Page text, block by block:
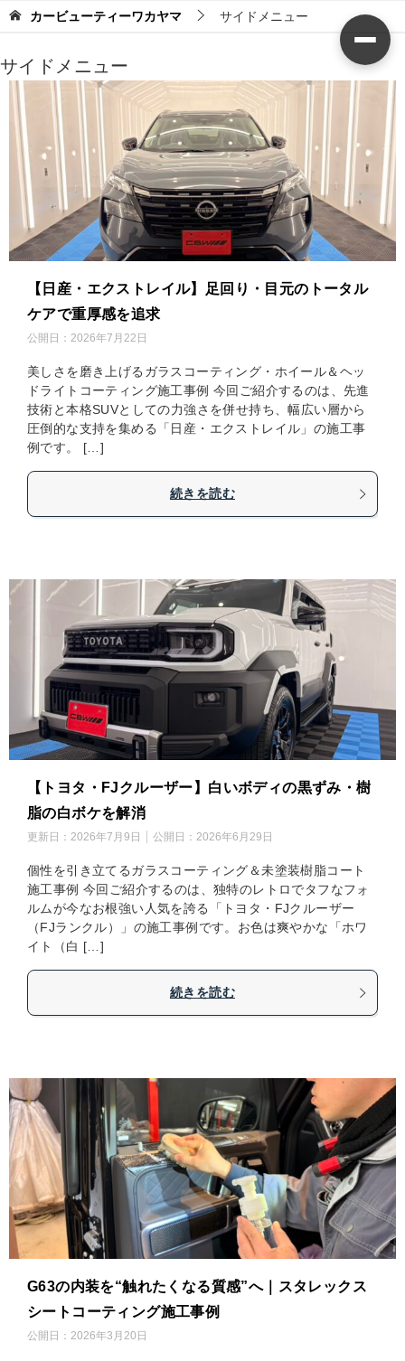
カービューティーワカヤマ サイドメニュー
サイドメニュー
【日産・エクストレイル】足回り・目元のトータル
ケアで重厚感を追求
公開日： 2026年7月22日
美しさを磨き上げるガラスコーティング・ホイール＆ヘッ
ドライトコーティング施工事例 今回ご紹介するのは、先進
技術と本格SUVとしての力強さを併せ持ち、幅広い層から
圧倒的な支持を集める「日産・エクストレイル」の施工事
例です。 […]
続きを読む
【トヨタ・FJクルーザー】白いボディの黒ずみ・樹
脂の白ボケを解消
更新日： 2026年7月9日 公開日： 2026年6月29日
個性を引き立てるガラスコーティング＆未塗装樹脂コート
施工事例 今回ご紹介するのは、独特のレトロでタフなフォ
ルムが今なお根強い人気を誇る「トヨタ・FJクルーザー
（FJランクル）」の施工事例です。お色は爽やかな「ホワ
イト（白 […]
続きを読む
G63の内装を“触れたくなる質感”へ｜スタレックス
シートコーティング施工事例
公開日： 2026年3月20日